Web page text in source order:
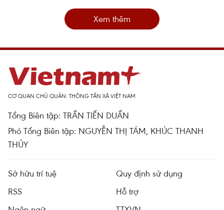
Xem thêm
CƠ QUAN CHỦ QUẢN: THÔNG TẤN XÃ VIỆT NAM
Tổng Biên tập: TRẦN TIẾN DUẨN
Phó Tổng Biên tập: NGUYỄN THỊ TÁM, KHÚC THANH
THỦY
Sở hữu trí tuệ
Quy định sử dụng
RSS
Hỗ trợ